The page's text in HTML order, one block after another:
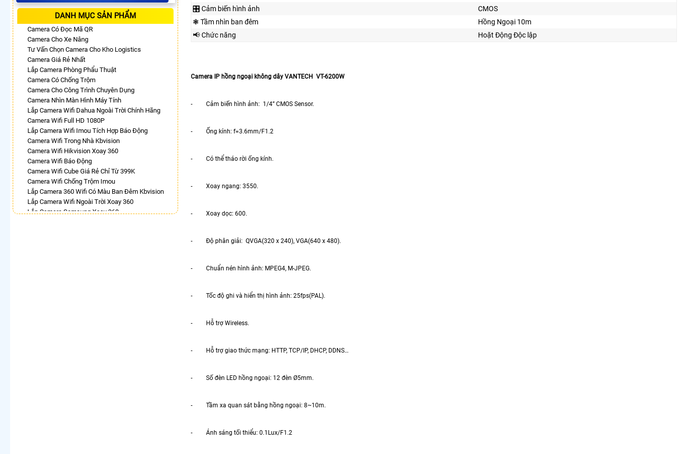
DANH MỤC SẢN PHẨM
Camera Có Đọc Mã QR
Camera Cho Xe Nâng
Tư Vấn Chọn Camera Cho Kho Logistics
Camera Giá Rẻ Nhất
Lắp Camera Phòng Phẩu Thuật
Camera Có Chống Trộm
Camera Cho Công Trình Chuyên Dụng
Camera Nhìn Màn Hình Máy Tính
Lắp Camera Wifi Dahua Ngoài Trời Chính Hãng
Camera Wifi Full HD 1080P
Lắp Camera Wifi Imou Tích Hợp Báo Động
Camera Wifi Trong Nhà Kbvision
Camera Wifi Hikvision Xoay 360
Camera Wifi Báo Động
Camera Wifi Cube Giá Rẻ Chỉ Từ 399K
Camera Wifi Chống Trộm Imou
Lắp Camera 360 Wifi Có Màu Ban Đêm Kbvision
Lắp Camera Wifi Ngoài Trời Xoay 360
Lắp Camera Samsung Xoay 360
🎛 Cảm biến hình ảnh
CMOS
❃ Tầm nhìn ban đêm
Hồng Ngoại 10m
📢 Chức năng
Hoặt Động Độc lập
Camera IP hồng ngoại không dây VANTECH VT-6200W
- Cảm biến hình ảnh: 1/4” CMOS Sensor.
- Ống kính: f=3.6mm/F1.2
- Có thể tháo rời ống kính.
- Xoay ngang: 3550.
- Xoay dọc: 600.
- Độ phân giải: QVGA(320 x 240), VGA(640 x 480).
- Chuẩn nén hình ảnh: MPEG4, M-JPEG.
- Tốc độ ghi và hiển thị hình ảnh: 25fps(PAL).
- Hỗ trợ Wireless.
- Hỗ trợ giao thức mạng: HTTP, TCP/IP, DHCP, DDNS…
- Số đèn LED hồng ngoại: 12 đèn Ø5mm.
- Tầm xa quan sát bằng hồng ngoại: 8~10m.
- Ánh sáng tối thiểu: 0.1Lux/F1.2